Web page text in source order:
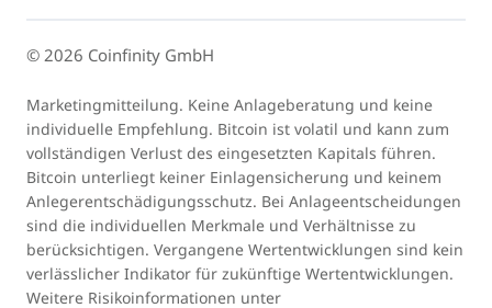
© 2026 Coinfinity GmbH
Marketingmitteilung. Keine Anlageberatung und keine
individuelle Empfehlung. Bitcoin ist volatil und kann zum
vollständigen Verlust des eingesetzten Kapitals führen.
Bitcoin unterliegt keiner Einlagensicherung und keinem
Anlegerentschädigungsschutz. Bei Anlageentscheidungen
sind die individuellen Merkmale und Verhältnisse zu
berücksichtigen. Vergangene Wertentwicklungen sind kein
verlässlicher Indikator für zukünftige Wertentwicklungen.
Weitere Risikoinformationen unter